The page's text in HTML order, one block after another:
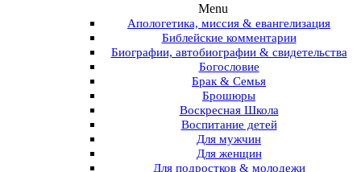
Menu
Апологетика, миссия & евангелизация
Библейские комментарии
Биографии, автобиографии & свидетельства
Богословие
Брак & Семья
Брошюры
Воскресная Школа
Воспитание детей
Для мужчин
Для женщин
Для подростков & молодежи